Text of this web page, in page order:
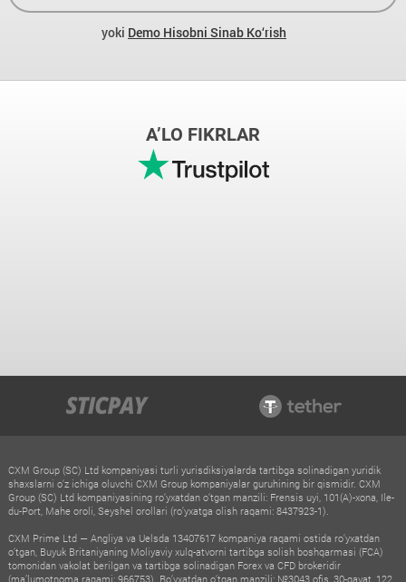
yoki Demo Hisobni Sinab Ko‘rish
A’LO FIKRLAR
CXM Group (SC) Ltd kompaniyasi turli yurisdiksiyalarda tartibga solinadigan yuridik
shaxslarni o‘z ichiga oluvchi CXM Group kompaniyalar guruhining bir qismidir. CXM
Group (SC) Ltd kompaniyasining ro‘yxatdan o‘tgan manzili: Frensis uyi, 101(A)-xona, Ile-
du-Port, Mahe oroli, Seyshel orollari (ro‘yxatga olish raqami: 8437923-1).
CXM Prime Ltd — Angliya va Uelsda 13407617 kompaniya raqami ostida ro‘yxatdan
o‘tgan, Buyuk Britaniyaning Moliyaviy xulq-atvorni tartibga solish boshqarmasi (FCA)
tomonidan vakolat berilgan va tartibga solinadigan Forex va CFD brokeridir
(ma’lumotnoma raqami: 966753). Ro‘yxatdan o‘tgan manzili: №3043 ofis, 30-qavat, 122